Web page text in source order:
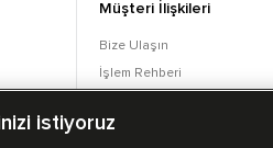
Müşteri İlişkileri
Bize Ulaşın
İşlem Rehberi
Converse Coins
istiyoruz